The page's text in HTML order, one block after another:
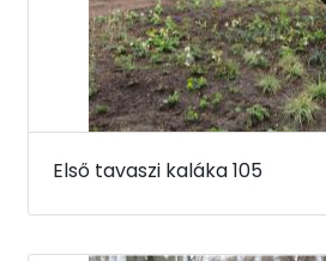
Első tavaszi kaláka 105